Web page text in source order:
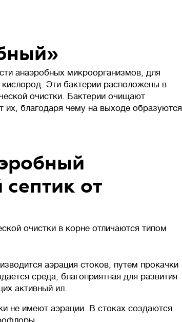
анаэробных микроорганизмов, для
Эти бактерии расположены в
очистки. Бактерии очищают
благодаря чему на выходе образуются
от
очистки в корне отличаются типом
аэрация стоков, путем прокачки
среда, благоприятная для развития
активный ил.
не имеют аэрации. В стоках создаются